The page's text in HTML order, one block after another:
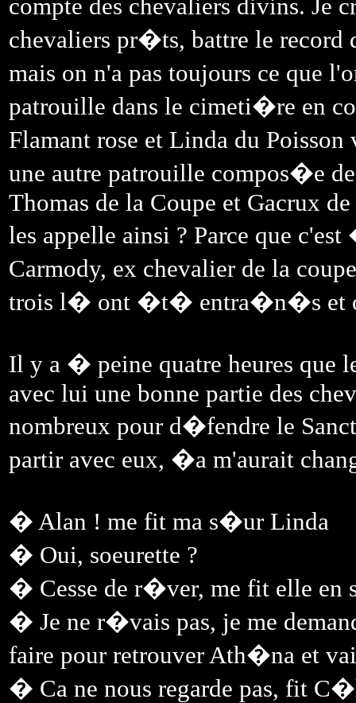
compte des chevaliers divins. Je
chevaliers pr�ts, battre le record
mais on n'a pas toujours ce que
patrouille dans le cimeti�re en
Flamant rose et Linda du
une autre patrouille compos�e
Thomas de la Coupe et Gacrux
les appelle ainsi ? Parce que
Carmody, ex chevalier de la
trois l� ont �t� entra�n�s et
Il y a � peine quatre heures que
avec lui une bonne partie des
nombreux pour d�fendre le
partir avec eux, �a m'aurait
� Alan ! me fit ma s�ur Linda
� Oui, soeurette ?
� Cesse de r�ver, me fit elle en
� Je ne r�vais pas, je me
faire pour retrouver Ath�na et
� Ca ne nous regarde pas, fit